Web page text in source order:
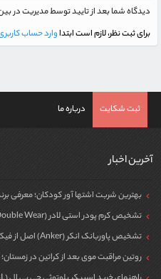
دیدگاه شما بعد از تایید توسط مدیریت در
برای ثبت نظر، لازم است ابتداوارد حساب
ثبت شکایت درباره ما
آخرین اخبار
بهترین شربت اشتها آور کودکان؛ معرفی
تشخیص کرم پودر استی لادر (Double Wear) اصل؛ معجزه کاور برای پوست
تشخیص پاوربانک انکر (Anker) اصل از فیک؛ مراقب باتری گوشی خود باشید!
روتین مراقبت موی بعد از کراتین در